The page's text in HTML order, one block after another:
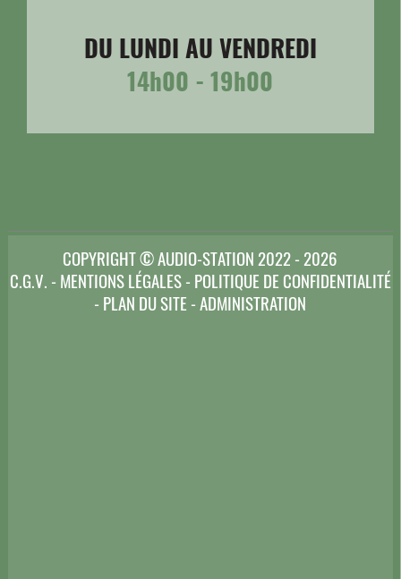
DU LUNDI AU VENDREDI
14h00 - 19h00
COPYRIGHT © AUDIO-STATION 2022 - 2026
C.G.V. - MENTIONS LÉGALES- POLITIQUE DE CONFIDENTIALITÉ
- PLAN DU SITE -ADMINISTRATION